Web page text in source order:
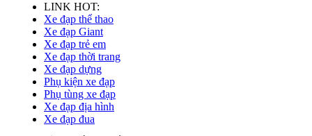
LINK HOT:
Xe đạp thể thao
Xe đạp Giant
Xe đạp trẻ em
Xe đạp thời trang
Xe đạp dựng
Phụ kiện xe đạp
Phụ tùng xe đạp
Xe đạp địa hình
Xe đạp đua